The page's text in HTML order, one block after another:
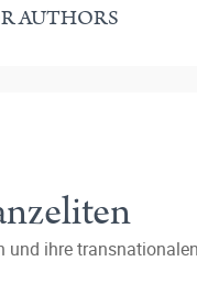
AUTHORS
ihre